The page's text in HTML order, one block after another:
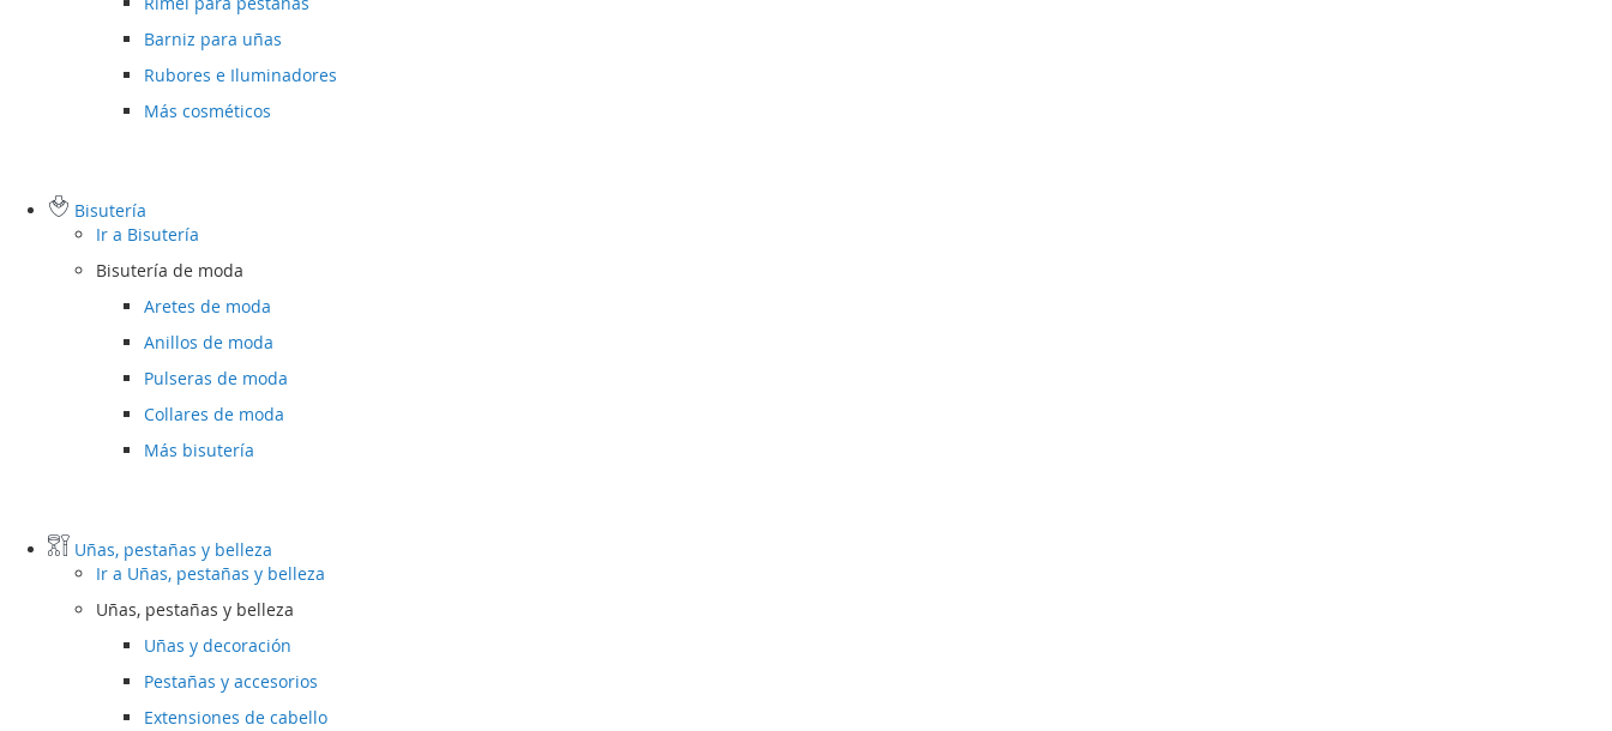
Barniz para uñas
Rubores e Iluminadores
Más cosméticos
Bisutería
Ir a Bisutería
Bisutería de moda
Aretes de moda
Anillos de moda
Pulseras de moda
Collares de moda
Más bisutería
Uñas, pestañas y belleza
Ir a Uñas, pestañas y belleza
Uñas, pestañas y belleza
Uñas y decoración
Pestañas y accesorios
Extensiones de cabello